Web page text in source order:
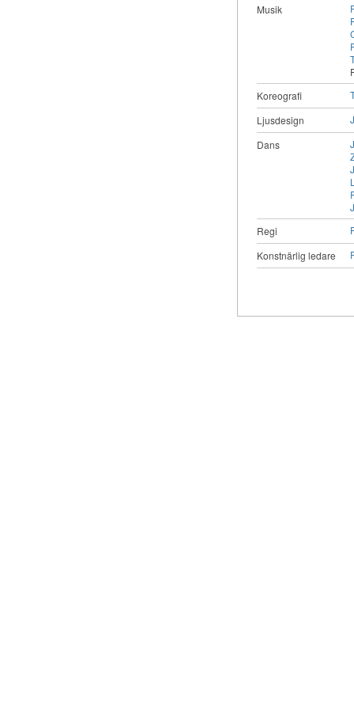
Musik
Koreografi
Ljusdesign
Dans
Regi
Konstnärlig ledare